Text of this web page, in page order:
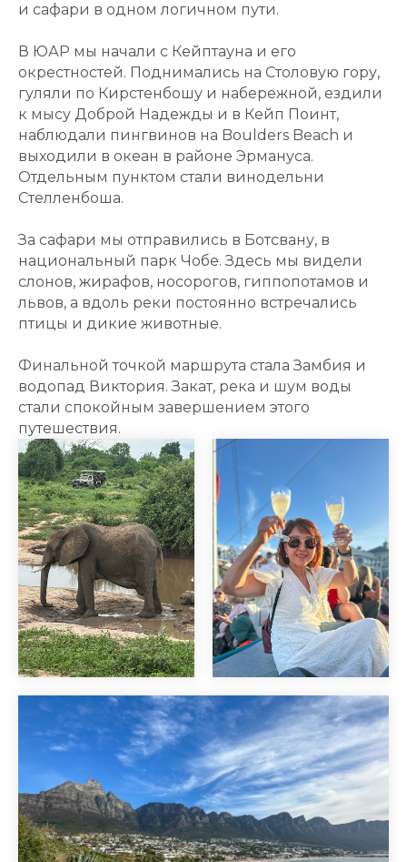
и сафари в одном логичном пути.
В ЮАР мы начали с Кейптауна и его
окрестностей. Поднимались на Столовую гору,
гуляли по Кирстенбошу и набережной, ездили
к мысу Доброй Надежды и в Кейп Поинт,
наблюдали пингвинов на Boulders Beach и
выходили в океан в районе Эрмануса.
Отдельным пунктом стали винодельни
Стелленбоша.
За сафари мы отправились в Ботсвану, в
национальный парк Чобе. Здесь мы видели
слонов, жирафов, носорогов, гиппопотамов и
львов, а вдоль реки постоянно встречались
птицы и дикие животные.
Финальной точкой маршрута стала Замбия и
водопад Виктория. Закат, река и шум воды
стали спокойным завершением этого
путешествия.